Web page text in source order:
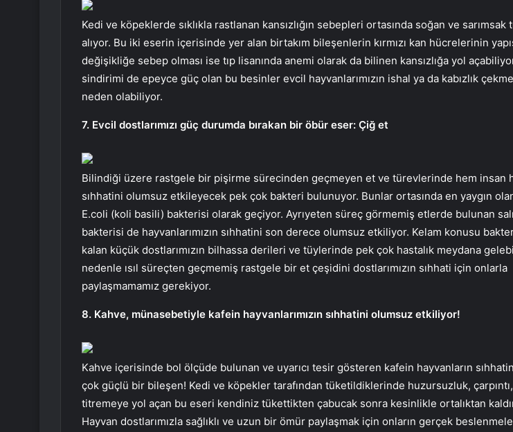
Kedi ve köpeklerde sıklıkla rastlanan kansızlığın sebepleri ortasında soğan ve
alıyor. Bu iki eserin içerisinde yer alan birtakım bileşenlerin kırmızı kan hücrelerinin
değişikliğe sebep olması ise tıp lisanında anemi olarak da bilinen kansızlığa yol
sindirimi de epeyce güç olan bu besinler evcil hayvanlarımızın ishal ya da kabızlık
neden olabiliyor.
7. Evcil dostlarımızı güç durumda bırakan bir öbür eser: Çiğ et
Bilindiği üzere rastgele bir pişirme sürecinden geçmeyen et ve türevlerinde hem insan
sıhhatini olumsuz etkileyecek pek çok bakteri bulunuyor. Bunlar ortasında en yaygın
E.coli (koli basili) bakterisi olarak geçiyor. Ayrıyeten süreç görmemiş etlerde bulunan
bakterisi de hayvanlarımızın sıhhatini son derece olumsuz etkiliyor. Kelam konusu
kalan küçük dostlarımızın bilhassa derileri ve tüylerinde pek çok hastalık meydana
nedenle ısıl süreçten geçmemiş rastgele bir et çeşidini dostlarımızın sıhhati için onlarla
paylaşmamamız gerekiyor.
8. Kahve, münasebetiyle kafein hayvanlarımızın sıhhatini olumsuz etkiliyor!
Kahve içerisinde bol ölçüde bulunan ve uyarıcı tesir gösteren kafein hayvanların
çok güçlü bir bileşen! Kedi ve köpekler tarafından tüketildiklerinde huzursuzluk,
titremeye yol açan bu eseri kendiniz tükettikten çabucak sonra kesinlikle ortalıktan
Hayvan dostlarımızla sağlıklı ve uzun bir ömür paylaşmak için onların gerçek